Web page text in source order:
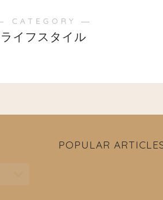
CATEGORY ―
ライフスタイル
POPULAR